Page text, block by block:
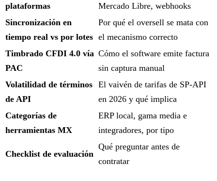
plataformas
Mercado Libre, webhooks
Sincronización en
tiempo real vs por lotes
Por qué el oversell se mata con
el mecanismo correcto
Timbrado CFDI 4.0 vía
PAC
Cómo el software emite factura
sin captura manual
Volatilidad de términos
de API
El vaivén de tarifas de SP-API
en 2026 y qué implica
Categorías de
herramientas MX
ERP local, gama media e
integradores, por tipo
Checklist de evaluación
Qué preguntar antes de
contratar